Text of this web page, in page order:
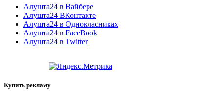
Алушта24 в Вайбере
Алушта24 ВКонтакте
Алушта24 в Однокласниках
Алушта24 в FaceBook
Алушта24 в Twitter
Купить рекламу